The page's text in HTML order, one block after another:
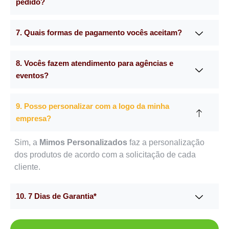
pedido?
7. Quais formas de pagamento vocês aceitam?
8. Vocês fazem atendimento para agências e
eventos?
9. Posso personalizar com a logo da minha
empresa?
Sim, a Mimos Personalizados faz a personalização
dos produtos de acordo com a solicitação de cada
cliente.
10. 7 Dias de Garantia*